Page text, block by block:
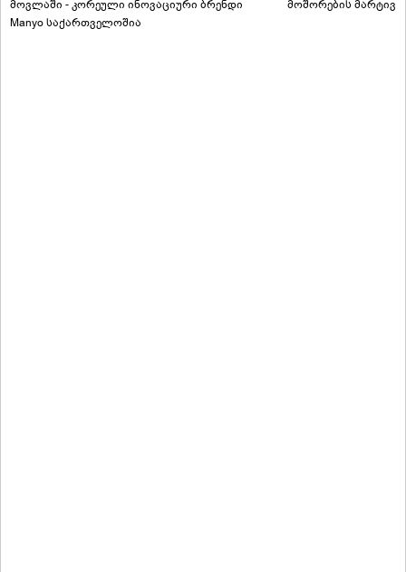
მოვლაში - კორეული ინოვაციური ბრენდი
Manyo საქართველოშია
მოშორების